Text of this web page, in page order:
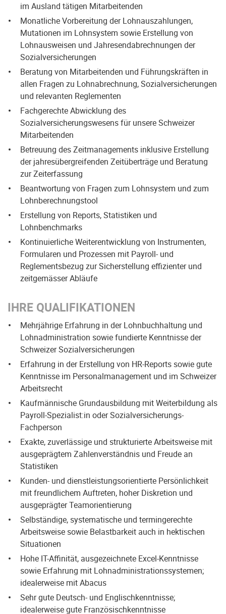
im Ausland tätigen Mitarbeitenden
Monatliche Vorbereitung der Lohnauszahlungen,
Mutationen im Lohnsystem sowie Erstellung von
Lohnausweisen und Jahresendabrechnungen der
Sozialversicherungen
Beratung von Mitarbeitenden und Führungskräften in
allen Fragen zu Lohnabrechnung, Sozialversicherungen
und relevanten Reglementen
Fachgerechte Abwicklung des
Sozialversicherungswesens für unsere Schweizer
Mitarbeitenden
Betreuung des Zeitmanagements inklusive Erstellung
der jahresübergreifenden Zeitüberträge und Beratung
zur Zeiterfassung
Beantwortung von Fragen zum Lohnsystem und zum
Lohnberechnungstool
Erstellung von Reports, Statistiken und
Lohnbenchmarks
Kontinuierliche Weiterentwicklung von Instrumenten,
Formularen und Prozessen mit Payroll- und
Reglementsbezug zur Sicherstellung effizienter und
zeitgemässer Abläufe
IHRE QUALIFIKATIONEN
Mehrjährige Erfahrung in der Lohnbuchhaltung und
Lohnadministration sowie fundierte Kenntnisse der
Schweizer Sozialversicherungen
Erfahrung in der Erstellung von HR-Reports sowie gute
Kenntnisse im Personalmanagement und im Schweizer
Arbeitsrecht
Kaufmännische Grundausbildung mit Weiterbildung als
Payroll-Spezialist:in oder Sozialversicherungs-
Fachperson
Exakte, zuverlässige und strukturierte Arbeitsweise mit
ausgeprägtem Zahlenverständnis und Freude an
Statistiken
Kunden- und dienstleistungsorientierte Persönlichkeit
mit freundlichem Auftreten, hoher Diskretion und
ausgeprägter Teamorientierung
Selbständige, systematische und termingerechte
Arbeitsweise sowie Belastbarkeit auch in hektischen
Situationen
Hohe IT-Affinität, ausgezeichnete Excel-Kenntnisse
sowie Erfahrung mit Lohnadministrationssystemen;
idealerweise mit Abacus
Sehr gute Deutsch- und Englischkenntnisse;
idealerweise gute Französischkenntnisse